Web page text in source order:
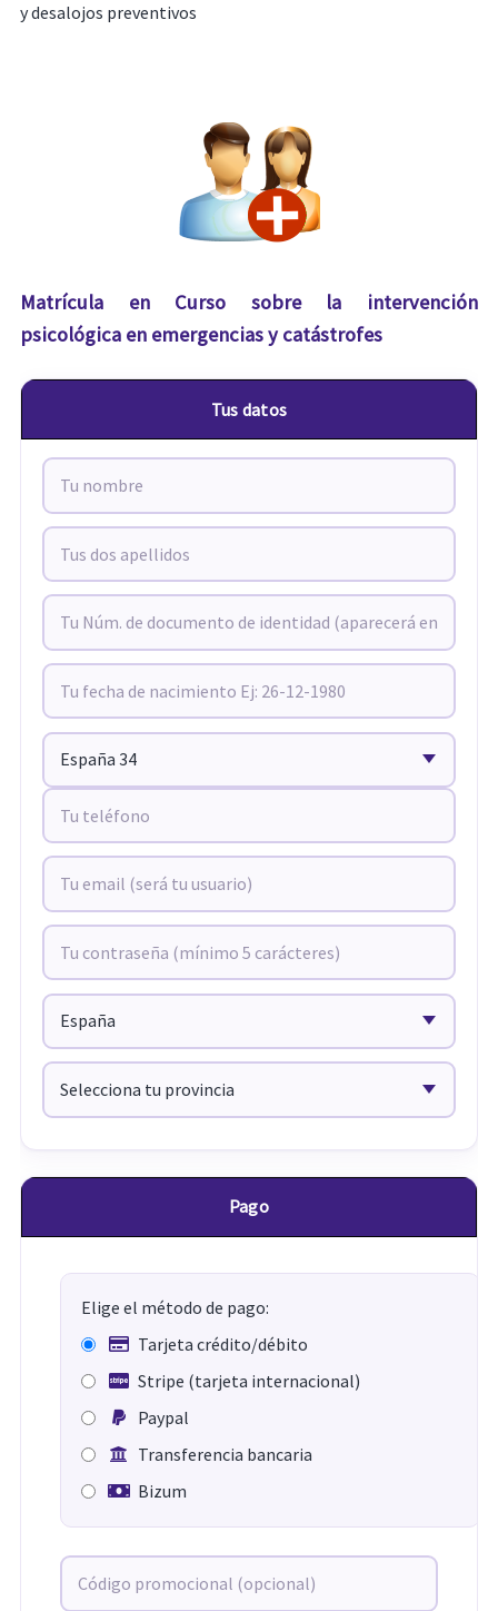
y desalojos preventivos
Matrícula en Curso sobre la intervención
psicológica en emergencias y catástrofes
Tus datos
Pago
Elige el método de pago:
Tarjeta crédito/débito
Stripe (tarjeta internacional)
Paypal
Transferencia bancaria
Bizum